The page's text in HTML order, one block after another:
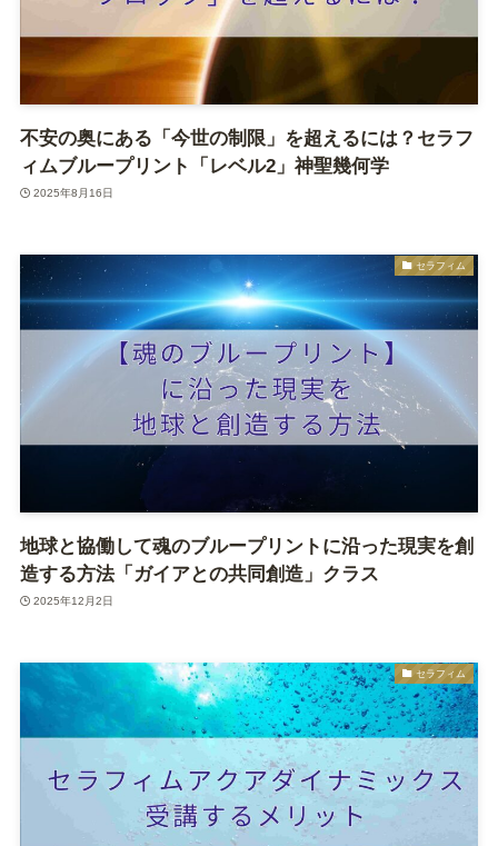
不安の奥にある「今世の制限」を超えるには？セラフ
ィムブループリント「レベル2」神聖幾何学
2025年8月16日
セラフィム
地球と協働して魂のブループリントに沿った現実を創
造する方法「ガイアとの共同創造」クラス
2025年12月2日
セラフィム